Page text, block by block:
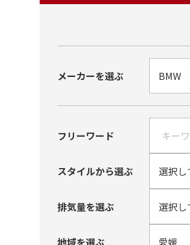
メーカーを選ぶ
フリーワード
スタイルから選ぶ
排気量を選ぶ
地域を選ぶ